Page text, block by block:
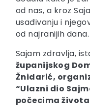
od nas, a kroz
usađivanju i
od najranijih dana.
Sajam zdravlja,
županijskog
Žnidarić,
“Ulazni dio
počecima